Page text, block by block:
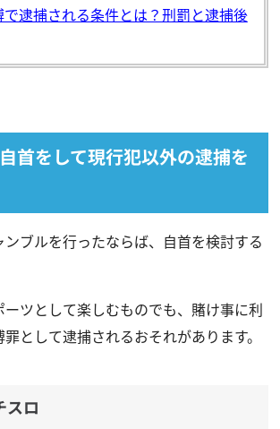
で逮捕される条件とは？刑罰と逮捕後
首をして現行犯以外の逮捕を
ブルを行ったならば、自首を検討する
ツとして楽しむものでも、賭け事に利
として逮捕されるおそれがあります。
スロ